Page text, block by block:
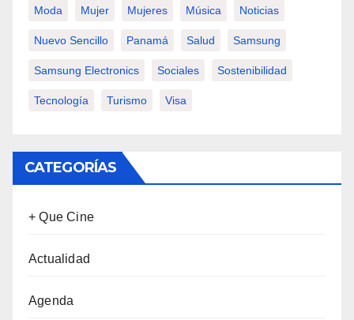
Moda Mujer Mujeres Música Noticias
Nuevo Sencillo Panamá Salud Samsung
Samsung Electronics Sociales Sostenibilidad
Tecnología Turismo Visa
CATEGORÍAS
+ Que Cine
Actualidad
Agenda